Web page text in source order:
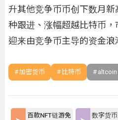
升其他竞争币币创下数月
种跟进、涨幅超越比特币
迎来由竞争币主导的资金浪
加密货币 比特币 altcoin
百款NFT链游免
数字货